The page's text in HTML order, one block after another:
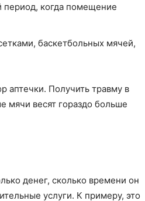
период, когда помещение
баскетбольных мячей,
аптечки. Получить травму в
мячи весят гораздо больше
денег, сколько времени он
услуги. К примеру, это